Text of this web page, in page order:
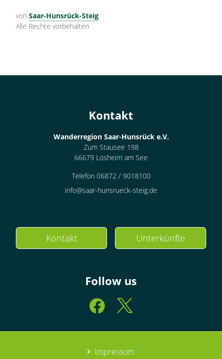
von Saar-Hunsrück-Steig
Alle Rechte vorbehalten
Kontakt
Wanderregion Saar-Hunsrück e.V.
Zum Stausee 198
66679 Losheim am See
Telefon 06872 / 9018100
info@saar-hunsrueck-steig.de
Kontakt Unterkünfte
Follow us
Impressum